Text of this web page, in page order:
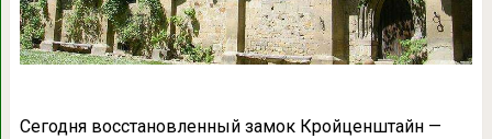
Сегодня восстановленный замок Кройценштайн —